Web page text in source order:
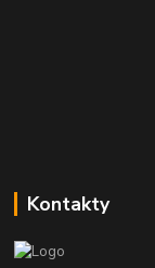
Kontakty